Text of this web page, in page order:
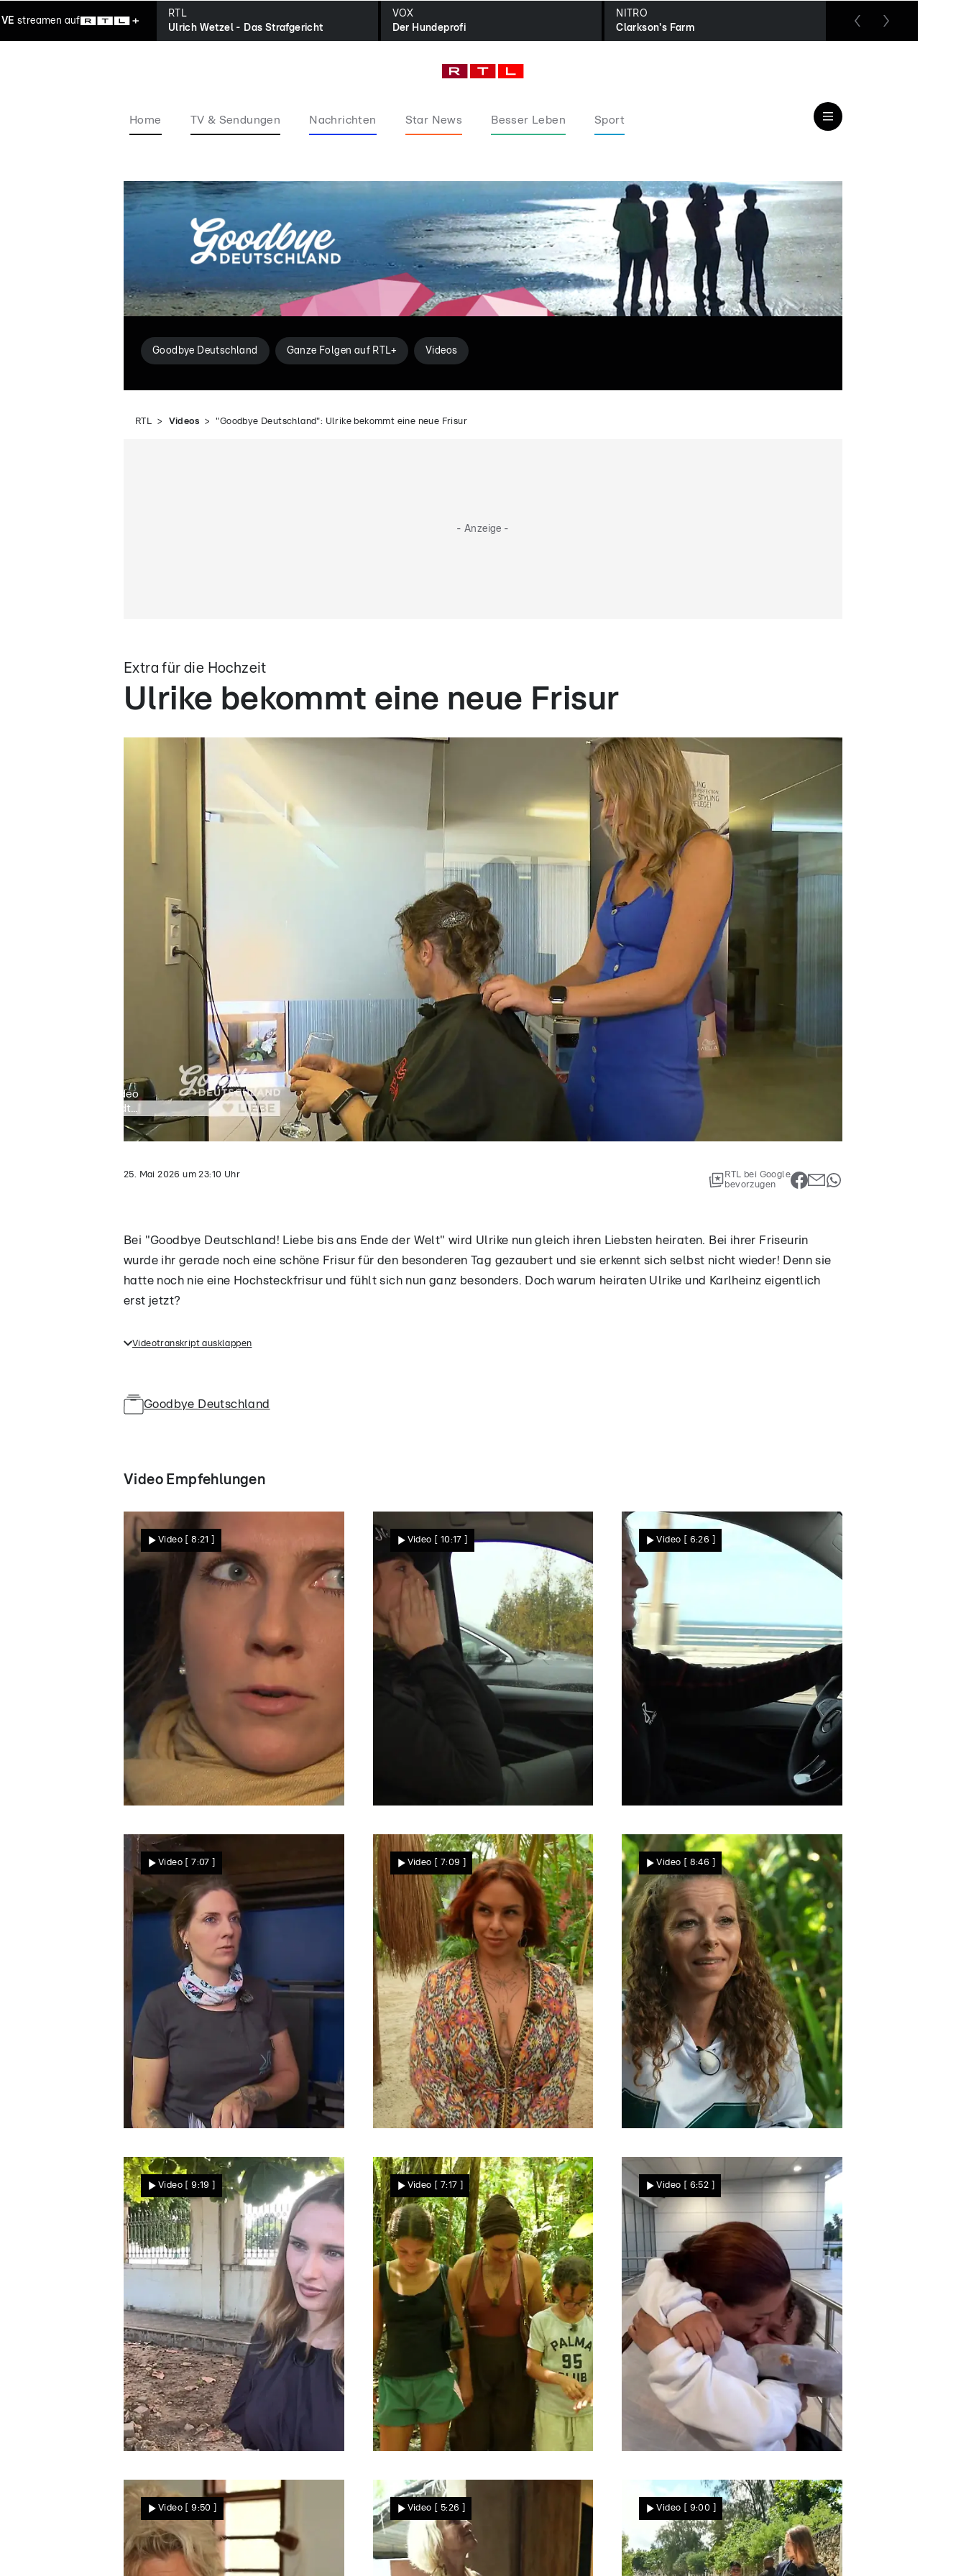
streamen auf
RTL
Ulrich Wetzel - Das Strafgericht
VOX
Der Hundeprofi
NITRO
Clarkson's Farm
RTL up
Remington Steele
Home TV & Sendungen Nachrichten Star News Besser Leben Sport
Goodbye Deutschland Ganze Folgen auf RTL+ Videos
RTL Videos "Goodbye Deutschland": Ulrike bekommt eine neue Frisur
- Anzeige -
Extra für die Hochzeit
Ulrike bekommt eine neue Frisur
Video
lädt...
25. Mai 2026 um 23:10 Uhr
RTL bei Google
bevorzugen
Bei "Goodbye Deutschland! Liebe bis ans Ende der Welt" wird Ulrike nun gleich ihren Liebsten heiraten. Bei ihrer Friseurin
wurde ihr gerade noch eine schöne Frisur für den besonderen Tag gezaubert und sie erkennt sich selbst nicht wieder! Denn sie
hatte noch nie eine Hochsteckfrisur und fühlt sich nun ganz besonders. Doch warum heiraten Ulrike und Karlheinz eigentlich
erst jetzt?
Bei "Goodbye Deutschland! Liebe bis ans Ende der Welt" wird Ulrike nun gleich ihren Liebsten heiraten. Bei ihrer Friseurin
eigentlich erst jetzt?
Videotranskript ausklappen
Goodbye Deutschland
Video Empfehlungen
Julia kommen Zweifel vor
der Auktion
Video [ 8:21 ]
Wird Julia sich überwinden
können?
Video [ 10:17 ]
Julia hat "Pippi in den
Augen"
Video [ 6:26 ]
Julia hat noch Angst vor
ihrem Ex-Partner
Video [ 7:07 ]
Holt Melanie ihren Ex-
Mann auf die Insel?
Video [ 7:09 ]
Verhindert ein Papier
Levkes Neuanfang?
Video [ 8:46 ]
Steht Luisa auf Sansibar
völlig alleine da?
Video [ 9:19 ]
Kann Melanie Malia doch
noch für Sansibar
gewinnen?
Video [ 7:17 ]
Melanie schließt Tochter
Malia endlich in die Arme
Video [ 6:52 ]
Video [ 9:50 ] Video [ 5:26 ] Video [ 9:00 ]